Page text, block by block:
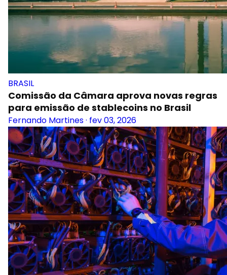
BRASIL
Comissão da Câmara aprova novas regras
para emissão de stablecoins no Brasil
Fernando Martines· fev 03, 2026